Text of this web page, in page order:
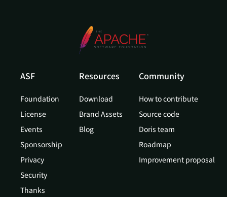
ASF
Foundation
License
Events
Sponsorship
Privacy
Security
Thanks
Resources
Download
Brand Assets
Blog
Community
How to contribute
Source code
Doris team
Roadmap
Improvement proposal